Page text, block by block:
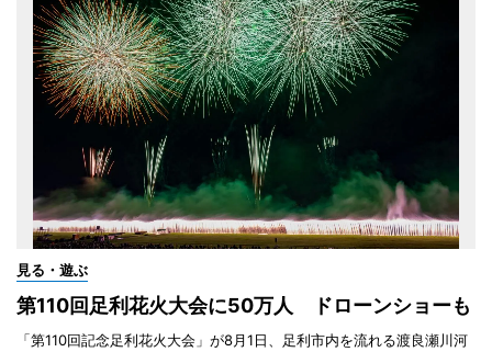
見る・遊ぶ
第110回足利花火大会に50万人 ドローンショーも
「第110回記念足利花火大会」が8月1日、足利市内を流れる渡良瀬川河